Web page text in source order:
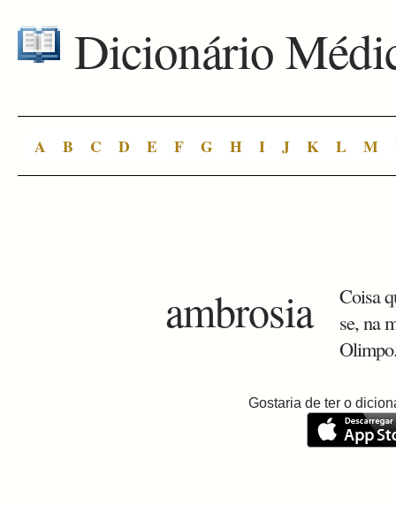
Dicionário
A B C D E F G H I J K L M
ambrosia
Coisa
se, na
Gostaria de ter o